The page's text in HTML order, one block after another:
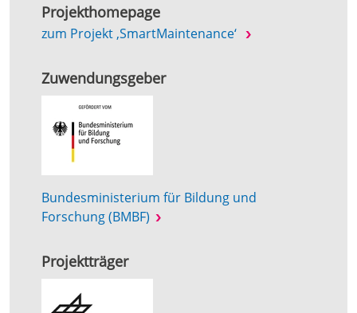
Projekthomepage
zum Projekt ‚SmartMaintenance‘
Zuwendungsgeber
Bundesministerium für Bildung und
Forschung (BMBF)
Projektträger